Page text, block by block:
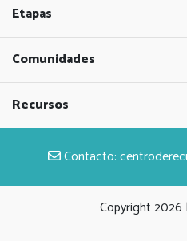
Etapas
Comunidades
Recursos
Contacto:
Copyright2026